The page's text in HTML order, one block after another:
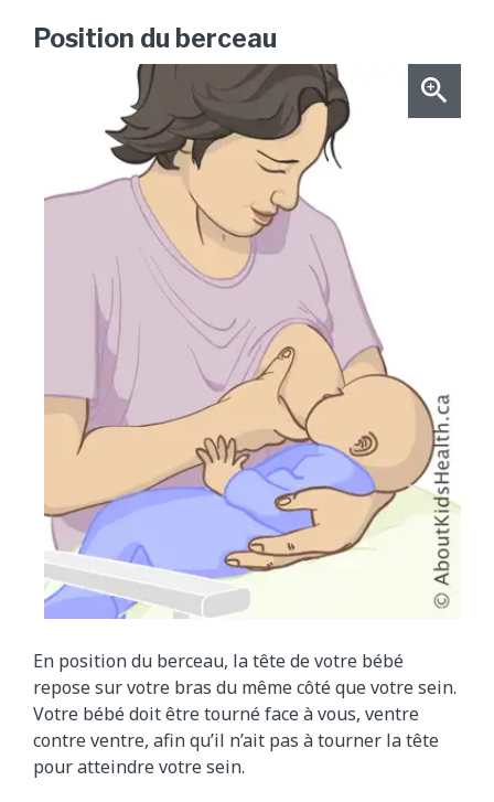
Position du berceau
En position du berceau, la tête de votre bébé
repose sur votre bras du même côté que votre sein.
Votre bébé doit être tourné face à vous, ventre
contre ventre, afin qu’il n’ait pas à tourner la tête
pour atteindre votre sein.